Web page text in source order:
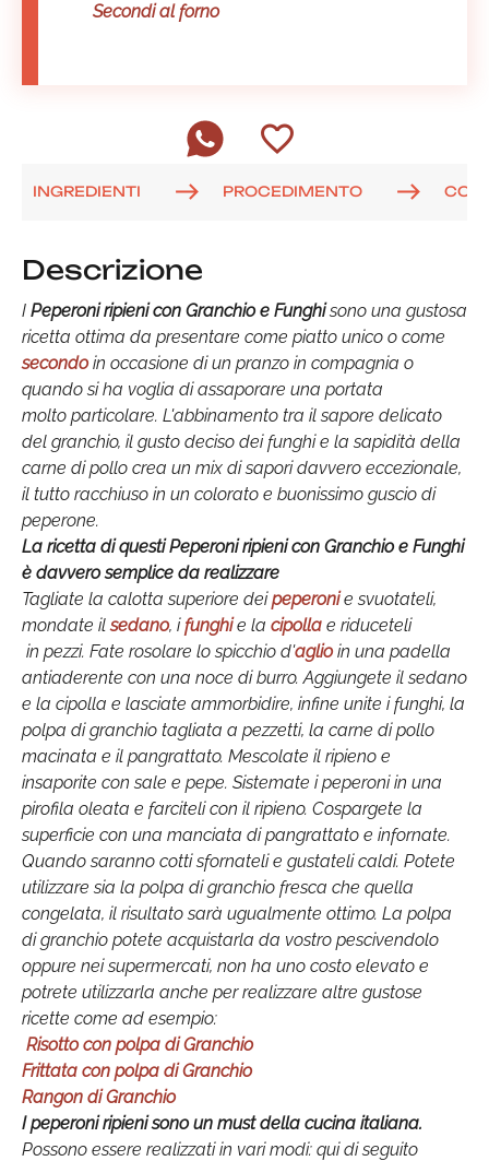
Secondi al forno
INGREDIENTI PROCEDIMENTO
Descrizione
I Peperoni ripieni con Granchio e Funghisono una gustosa
ricetta ottima da presentare come piatto unico o come
secondoin occasione di un pranzo in compagnia o
quando si ha voglia di assaporare una portata
molto particolare. L'abbinamento tra il sapore delicato
del granchio, il gusto deciso dei funghi e la sapidità della
carne di pollo crea un mix di sapori davvero eccezionale,
il tutto racchiuso in un colorato e buonissimo guscio di
peperone.
La ricetta di questi Peperoni ripieni con Granchio e Funghi
è davvero semplice da realizzare
Tagliate la calotta superiore deipeperonie svuotateli,
mondate ilsedano, ifunghie la cipolla e riduceteli
in pezzi. Fate rosolare lo spicchio d'aglioin una padella
antiaderente con una noce di burro. Aggiungete il sedano
e la cipolla e lasciate ammorbidire, infine unite i funghi, la
polpa di granchio tagliata a pezzetti, la carne di pollo
macinata e il pangrattato. Mescolate il ripieno e
insaporite con sale e pepe. Sistemate i peperoni in una
pirofila oleata e farciteli con il ripieno. Cospargete la
superficie con una manciata di pangrattato e infornate.
Quando saranno cotti sfornateli e gustateli caldi. Potete
utilizzare sia la polpa di granchio fresca che quella
congelata, il risultato sarà ugualmente ottimo. La polpa
di granchio potete acquistarla da vostro pescivendolo
oppure nei supermercati, non ha uno costo elevato e
potrete utilizzarla anche per realizzare altre gustose
ricette come ad esempio:
Risotto con polpa di Granchio
Frittata con polpa di Granchio
Rangon di Granchio
I peperoni ripieni sono un must della cucina italiana.
Possono essere realizzati in vari modi: qui di seguito